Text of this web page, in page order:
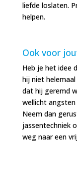
liefde loslaten.
helpen.
Ook voor
Heb je het idee
hij niet
dat hij geremd
wellicht
Neem dan
jassentechniek
weg naar een